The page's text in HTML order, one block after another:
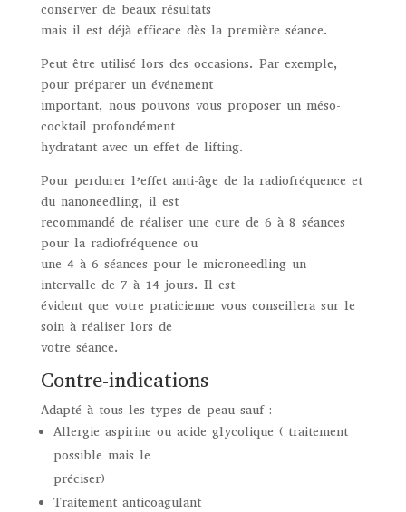
conserver de beaux résultats
mais il est déjà efficace dès la première séance.
Peut être utilisé lors des occasions. Par exemple,
pour préparer un événement
important, nous pouvons vous proposer un méso-
cocktail profondément
hydratant avec un effet de lifting.
Pour perdurer l’effet anti-âge de la radiofréquence et
du nanoneedling, il est
recommandé de réaliser une cure de 6 à 8 séances
pour la radiofréquence ou
une 4 à 6 séances pour le microneedling un
intervalle de 7 à 14 jours. Il est
évident que votre praticienne vous conseillera sur le
soin à réaliser lors de
votre séance.
Contre-indications
Adapté à tous les types de peau sauf :
Allergie aspirine ou acide glycolique ( traitement
possible mais le
préciser)
Traitement anticoagulant